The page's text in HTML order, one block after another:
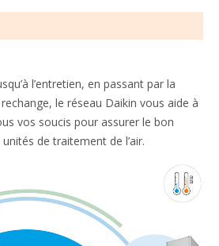
l’entretien, en passant par la
le réseau Daikin vous aide à
vos soucis pour assurer le bon
de traitement de l’air.